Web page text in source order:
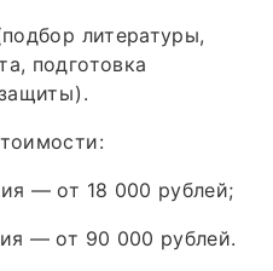
литературы,
подготовка
— от 18 000 рублей;
— от 90 000 рублей.